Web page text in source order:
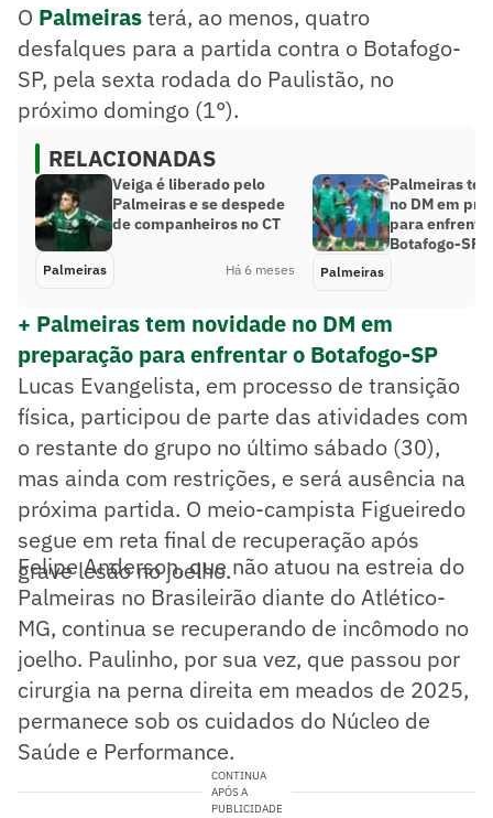
O Palmeirasterá, ao menos, quatro
desfalques para a partida contra o Botafogo-
SP, pela sexta rodada do Paulistão, no
próximo domingo (1°).
RELACIONADAS
Veiga é liberado pelo
Palmeiras e se despede
de companheiros no CT
Palmeiras Há 6 meses
Palmeiras
no DM em
para
Botafogo-SP
Palmeiras
+ Palmeiras tem novidade no DM em
preparação para enfrentar o Botafogo-SP
Lucas Evangelista, em processo de transição
física, participou de parte das atividades com
o restante do grupo no último sábado (30),
mas ainda com restrições, e será ausência na
próxima partida. O meio-campista Figueiredo
segue em reta final de recuperação após
grave lesão no joelho.
Felipe Anderson, que não atuou na estreia do
Palmeiras no Brasileirão diante do Atlético-
MG, continua se recuperando de incômodo no
joelho. Paulinho, por sua vez, que passou por
cirurgia na perna direita em meados de 2025,
permanece sob os cuidados do Núcleo de
Saúde e Performance.
CONTINUA
APÓS A
PUBLICIDADE